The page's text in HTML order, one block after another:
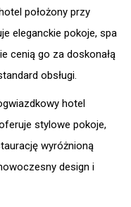
położony przy
eleganckie pokoje, spa
cenią go za doskonałą
obsługi.
hotel
stylowe pokoje,
wyróżnioną
design i